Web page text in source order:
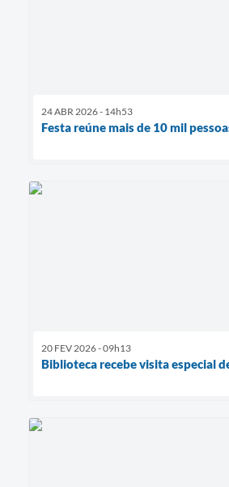
24 ABR 2026 - 14h53
Festa reúne mais de 10 mil
20 FEV 2026 - 09h13
Biblioteca recebe visita especial